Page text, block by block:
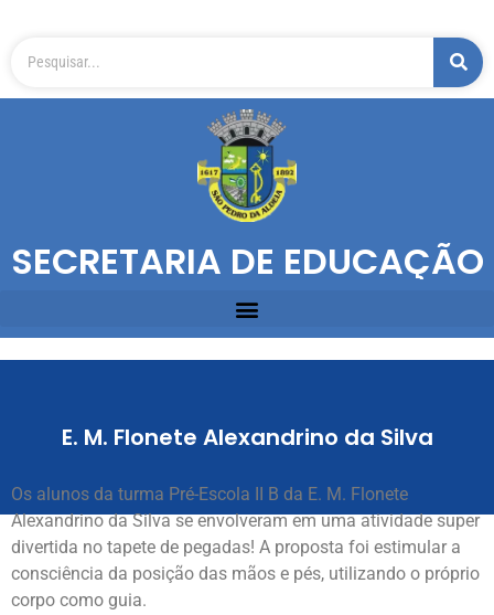
SECRETARIA DE EDUCAÇÃO
E. M. Flonete Alexandrino da Silva
Os alunos da turma Pré-Escola II B da E. M. Flonete
Alexandrino da Silva se envolveram em uma atividade super
divertida no tapete de pegadas! A proposta foi estimular a
consciência da posição das mãos e pés, utilizando o próprio
corpo como guia.